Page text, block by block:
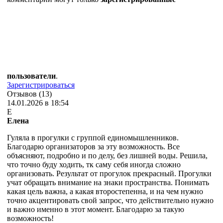
пользователи.
Зарегистрироваться
Отзывов (13)
14.01.2026 в 18:54
Е
Елена
Гуляла в прогулки с группой единомышленников.
Благодарю организаторов за эту возможность. Все
объясняют, подробно и по делу, без лишней воды. Решила,
что точно буду ходить, тк саму себя иногда сложно
организовать. Результат от прогулок прекрасный. Прогулки
учат обращать внимание на знаки пространства. Понимать
какая цель важна, а какая второстепенна, и на чем нужно
точно акцентировать свой запрос, что действительно нужно
и важно именно в этот момент. Благодарю за такую
возможность!